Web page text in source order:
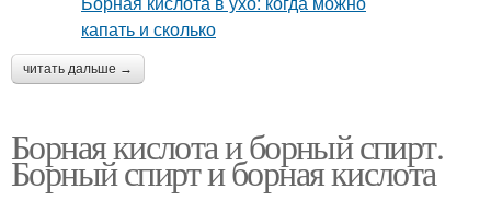
читать дальше →
Борная кислота и борный спирт.
Борный спирт и борная кислота